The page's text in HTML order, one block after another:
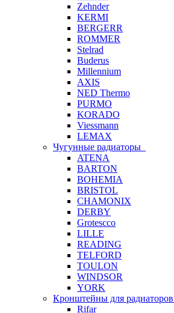
Zehnder
KERMI
BERGERR
ROMMER
Stelrad
Buderus
Millennium
AXIS
NED Thermo
PURMO
KORADO
Viessmann
LEMAX
Чугунные радиаторы
ATENA
BARTON
BOHEMIA
BRISTOL
CHAMONIX
DERBY
Grotescco
LILLE
READING
TELFORD
TOULON
WINDSOR
YORK
Кронштейны для радиаторов
Rifar